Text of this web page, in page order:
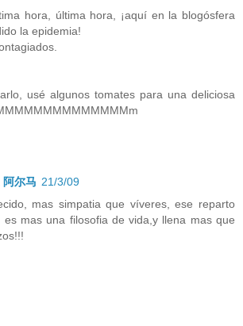
hora, última hora, ¡aquí en la blogósfera
la epidemia!
usé algunos tomates para una deliciosa
阿尔马 21/3/09
mas simpatia que víveres, ese reparto
es mas una filosofia de vida,y llena mas que